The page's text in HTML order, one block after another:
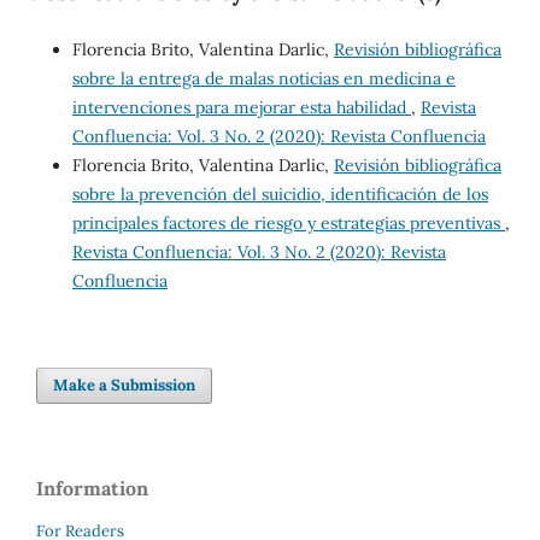
Florencia Brito, Valentina Darlic, Revisión bibliográfica
sobre la entrega de malas noticias en medicina e
intervenciones para mejorar esta habilidad , Revista
Confluencia: Vol. 3 No. 2 (2020): Revista Confluencia
Florencia Brito, Valentina Darlic, Revisión bibliográfica
sobre la prevención del suicidio, identificación de los
principales factores de riesgo y estrategias preventivas ,
Revista Confluencia: Vol. 3 No. 2 (2020): Revista
Confluencia
Make a Submission
Information
For Readers